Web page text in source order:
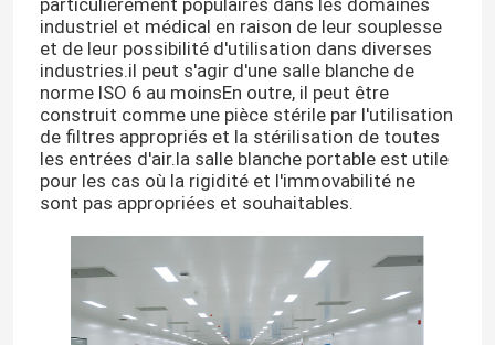
industriel et médical en raison de leur souplesse
et de leur possibilité d'utilisation dans diverses
industries.il peut s'agir d'une salle blanche de
norme ISO 6 au moinsEn outre, il peut être
construit comme une pièce stérile par l'utilisation
de filtres appropriés et la stérilisation de toutes
les entrées d'air.la salle blanche portable est utile
pour les cas où la rigidité et l'immovabilité ne
sont pas appropriées et souhaitables.